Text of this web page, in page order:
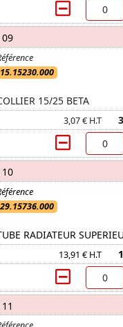
15.15230.000
15/25 BETA
3,07 € H.T
29.15736.000
RADIATEUR
13,91 € H.T